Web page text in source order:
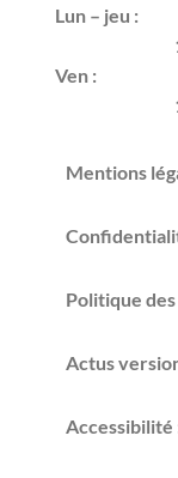
Lun – jeu :
Ven :
Mentions
Politique
Actus